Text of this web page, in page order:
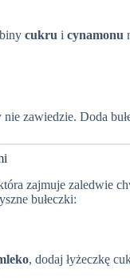
cukru i cynamonu
zawiedzie. Doda
zajmuje
bułeczki:
, dodaj łyżeczkę